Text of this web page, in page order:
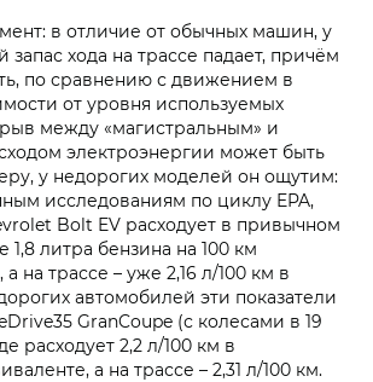
в отличие от обычных машин, у
хода на трассе падает, причём
по сравнению с движением в
от уровня используемых
между «магистральным» и
электроэнергии может быть
у недорогих моделей он ощутим:
исследованиям по циклу EPA,
Bolt EV расходует в привычном
1,8 литра бензина на 100 км
на трассе – уже 2,16 л/100 км в
автомобилей эти показатели
GranCoupe (с колесами в 19
расходует 2,2 л/100 км в
а на трассе – 2,31 л/100 км.